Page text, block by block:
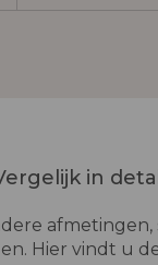
in
afmetingen,
Hier vindt u